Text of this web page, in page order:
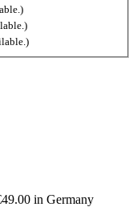
in Germany